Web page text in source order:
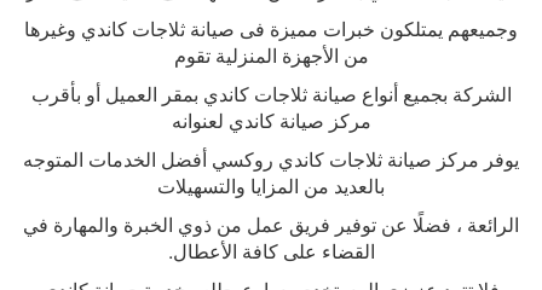
وجميعهم يمتلكون خبرات مميزة فى صيانة ثلاجات كاندي وغيرها
من الأجهزة المنزلية تقوم
الشركة بجميع أنواع صيانة ثلاجات كاندي بمقر العميل أو بأقرب
مركز صيانة كاندي لعنوانه
يوفر مركز صيانة ثلاجات كاندي روكسي أفضل الخدمات المتوجه
بالعديد من المزايا والتسهيلات
الرائعة ، فضلًا عن توفير فريق عمل من ذوي الخبرة والمهارة في
القضاء على كافة الأعطال.